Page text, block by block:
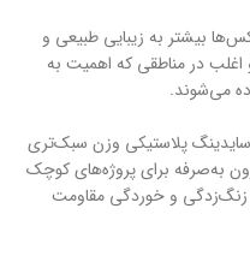
بیشتر به زیبایی طبیعی و
در مناطقی که اهمیت به
می‌شوند.
پلاستیکی وزن سبک‌تری
به‌صرفه برای پروژه‌های کوچک
و خوردگی مقاومت